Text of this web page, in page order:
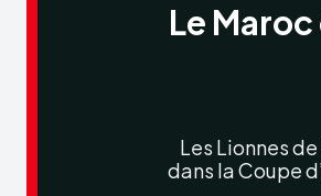
Le
Les Lionnes
dans la Coupe